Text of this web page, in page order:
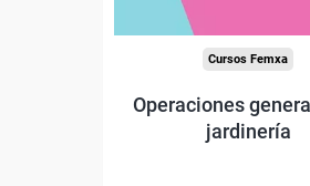
Cursos Femxa
Operaciones
jardinería